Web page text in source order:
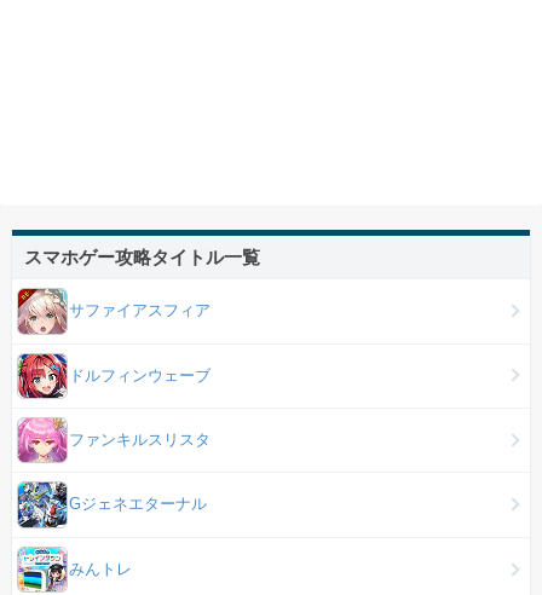
スマホゲー攻略タイトル一覧
サファイアスフィア
ドルフィンウェーブ
ファンキルスリスタ
Gジェネエターナル
みんトレ